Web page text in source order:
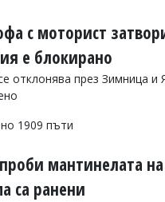
с моторист
е блокирано
отклонява през Зимница
1909 пъти
мантинелата
са ранени